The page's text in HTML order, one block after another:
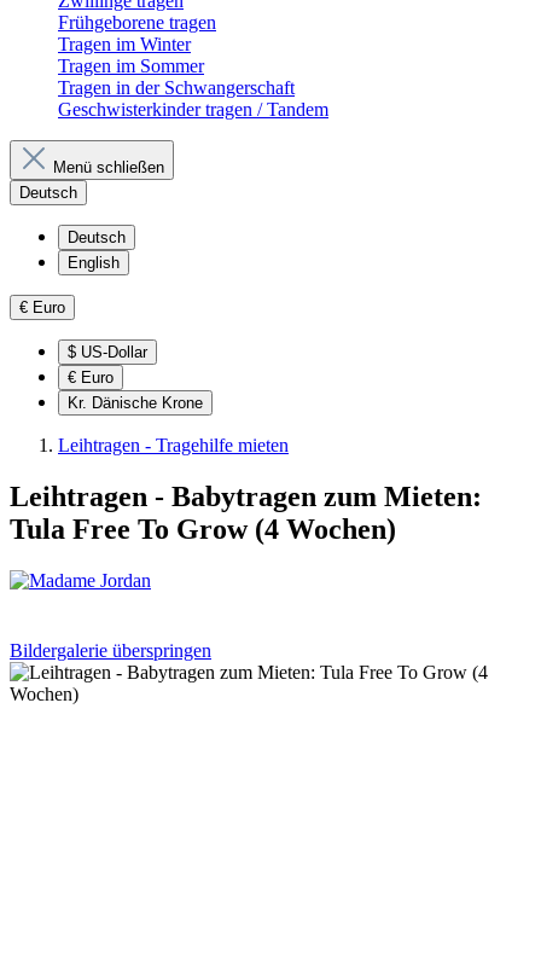
Frühgeborene tragen
Tragen im Winter
Tragen im Sommer
Tragen in der Schwangerschaft
Geschwisterkinder tragen / Tandem
Menü schließen
Deutsch
Deutsch
English
€ Euro
$ US-Dollar
€ Euro
Kr. Dänische Krone
Leihtragen - Tragehilfe mieten
Leihtragen - Babytragen zum Mieten:
Tula Free To Grow (4 Wochen)
Bildergalerie überspringen